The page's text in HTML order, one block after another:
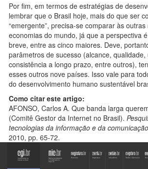
Por fim, em termos de estratégias de
lembrar que o Brasil hoje, mais do que ser
“emergente”, precisa-se comparar às
economias do mundo, já que a perspectiva
breve, entre as cinco maiores. Deve,
parâmetros de sucesso (alcance, qualidade,
consistência a longo prazo, entre outros),
esses outros nove países. Isso vale para
do desenvolvimento humano sustentável
Como citar este artigo:
AFONSO, Carlos A. Que banda larga
(Comitê Gestor da Internet no Brasil).
tecnologias da informação e da
2010, pp. 65-72.